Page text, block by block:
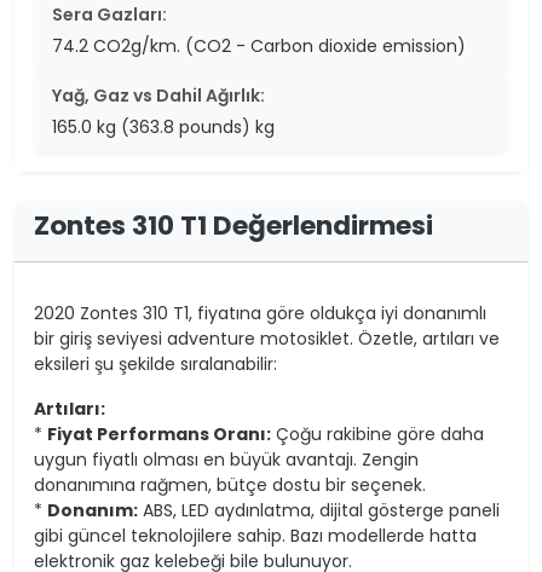
Sera Gazları:
74.2 CO2g/km. (CO2 - Carbon dioxide emission)
Yağ, Gaz vs Dahil Ağırlık:
165.0 kg (363.8 pounds) kg
Zontes 310 T1 Değerlendirmesi
2020 Zontes 310 T1, fiyatına göre oldukça iyi donanımlı
bir giriş seviyesi adventure motosiklet. Özetle, artıları ve
eksileri şu şekilde sıralanabilir:
Artıları:
* Fiyat Performans Oranı: Çoğu rakibine göre daha
uygun fiyatlı olması en büyük avantajı. Zengin
donanımına rağmen, bütçe dostu bir seçenek.
* Donanım: ABS, LED aydınlatma, dijital gösterge paneli
gibi güncel teknolojilere sahip. Bazı modellerde hatta
elektronik gaz kelebeği bile bulunuyor.